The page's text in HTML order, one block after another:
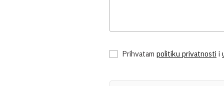
Prihvatam politiku privatnosti i